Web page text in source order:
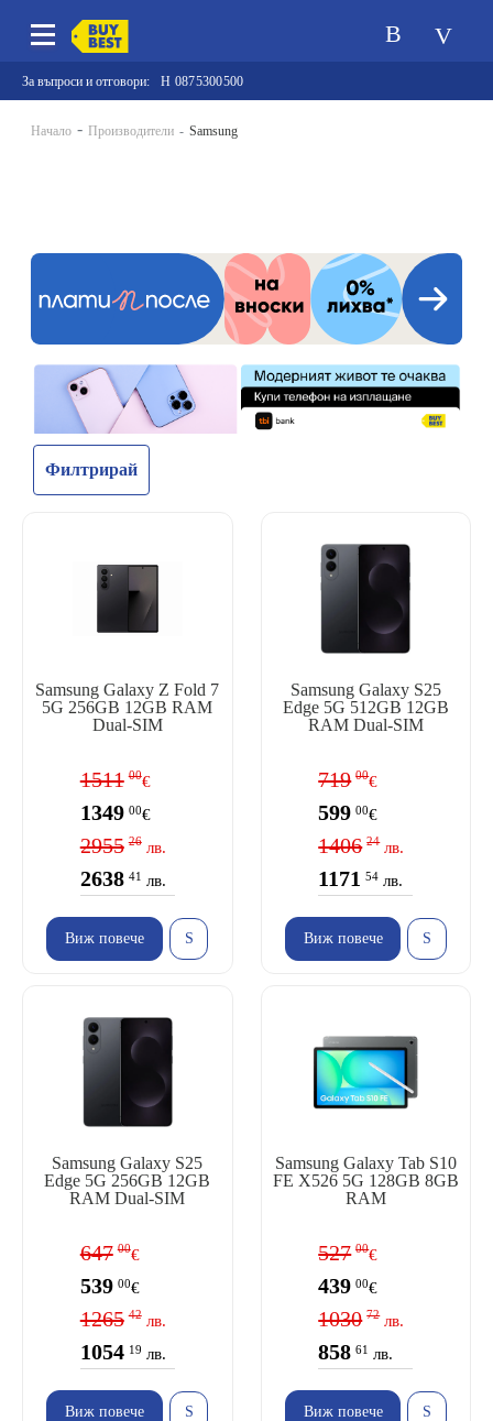
За въпроси и отговори: 0875300500
Начало Производители Samsung
Филтрирай
Samsung Galaxy Z Fold 7
5G 256GB 12GB RAM
Dual-SIM
1511 00€
1349 00€
2955 26лв.
2638 41 лв.
Виж повече
Samsung Galaxy S25
Edge 5G 512GB 12GB
RAM Dual-SIM
719 00€
599 00€
1406 24лв.
1171 54 лв.
Виж повече
Samsung Galaxy S25
Edge 5G 256GB 12GB
RAM Dual-SIM
647 00€
539 00€
1265 42лв.
1054 19 лв.
Виж повече
Samsung Galaxy Tab S10
FE X526 5G 128GB 8GB
RAM
527 00€
439 00€
1030 72лв.
858 61 лв.
Виж повече